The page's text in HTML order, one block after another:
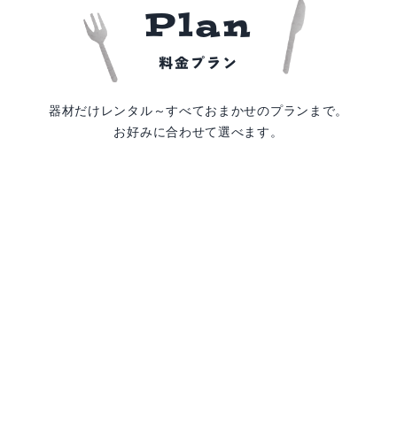
Plan
料金プラン
器材だけレンタル～すべておまかせのプランまで。
お好みに合わせて選べます。